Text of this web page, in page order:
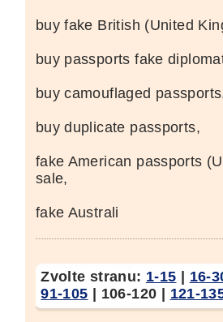
buy fake British (United
buy passports fake
buy camouflaged
buy duplicate passports,
fake American passports
sale,
fake Australi
Zvolte stranu: 1-15
16-
91-105
106-120 121-